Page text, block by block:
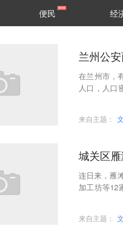
便民 经
兰州公
在兰州市，
人口，人口
来自主题：
城关区
连日来，雁
加工坊等12
来自主题：